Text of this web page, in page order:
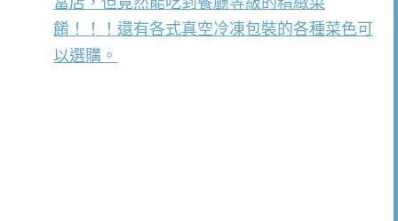
餚！！！還有各式真空冷凍包裝的各種菜色可
以選購。